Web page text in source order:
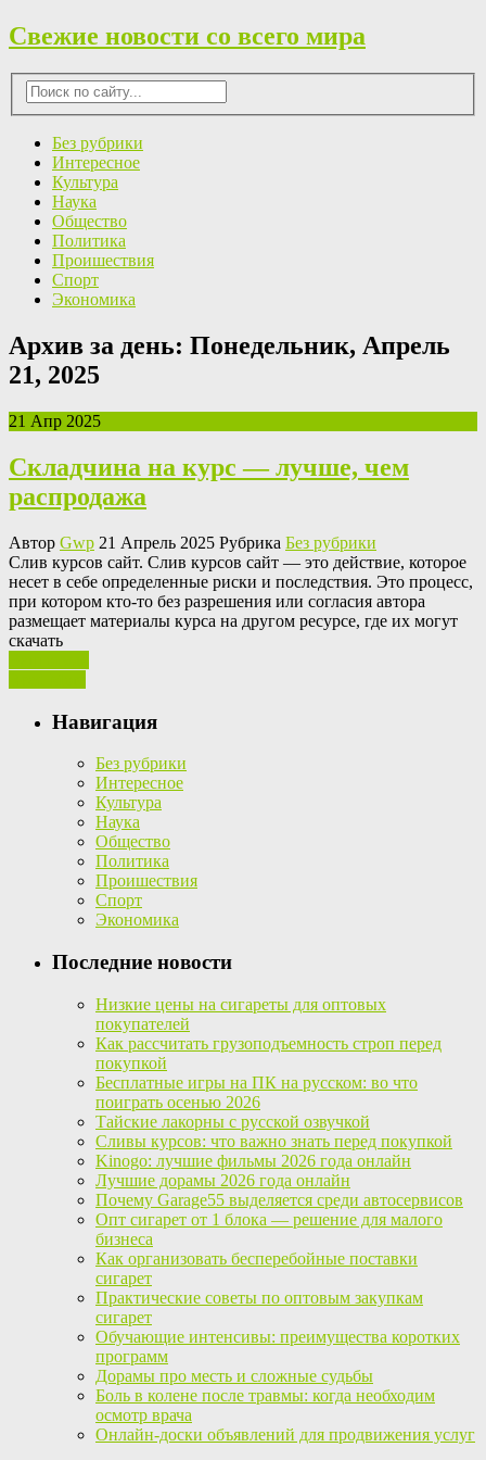
Свежие новости со всего мира
Без рубрики
Интересное
Культура
Наука
Общество
Политика
Проишествия
Спорт
Экономика
Архив за день: Понедельник, Апрель
21, 2025
21 Апр 2025
Складчина на курс — лучше, чем
распродажа
Автор Gwp 21 Апрель 2025 Рубрика Без рубрики
Слив курсoв сaйт. Слив курсов сайт — это действие, которое
несет в себе определенные риски и последствия. Это процесс,
при котором кто-то без разрешения или согласия автора
размещает материалы курса на другом ресурсе, где их могут
скачать
Навигация
Без рубрики
Интересное
Культура
Наука
Общество
Политика
Проишествия
Спорт
Экономика
Последние новости
Низкие цены на сигареты для оптовых
покупателей
Как рассчитать грузоподъемность строп перед
покупкой
Бесплатные игры на ПК на русском: во что
поиграть осенью 2026
Тайские лакорны с русской озвучкой
Сливы курсов: что важно знать перед покупкой
Kinogo: лучшие фильмы 2026 года онлайн
Лучшие дорамы 2026 года онлайн
Почему Garage55 выделяется среди автосервисов
Опт сигарет от 1 блока — решение для малого
бизнеса
Как организовать бесперебойные поставки
сигарет
Практические советы по оптовым закупкам
сигарет
Обучающие интенсивы: преимущества коротких
программ
Дорамы про месть и сложные судьбы
Боль в колене после травмы: когда необходим
осмотр врача
Онлайн-доски объявлений для продвижения услуг